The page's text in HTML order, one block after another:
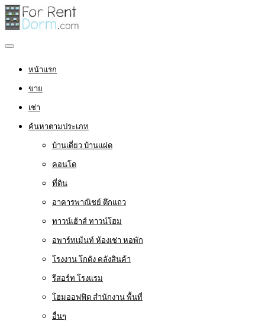
หน้าแรก
ขาย
เช่า
ค้นหาตามประเภท
บ้านเดี่ยว บ้านแฝด
คอนโด
ที่ดิน
อาคารพาณิชย์ ตึกแถว
ทาวน์เฮ้าส์ ทาวน์โฮม
อพาร์ทเม้นท์ ห้องเช่า หอพัก
โรงงาน โกดัง คลังสินค้า
รีสอร์ท โรงแรม
โฮมออฟฟิต สำนักงาน พื้นที่
อื่นๆ